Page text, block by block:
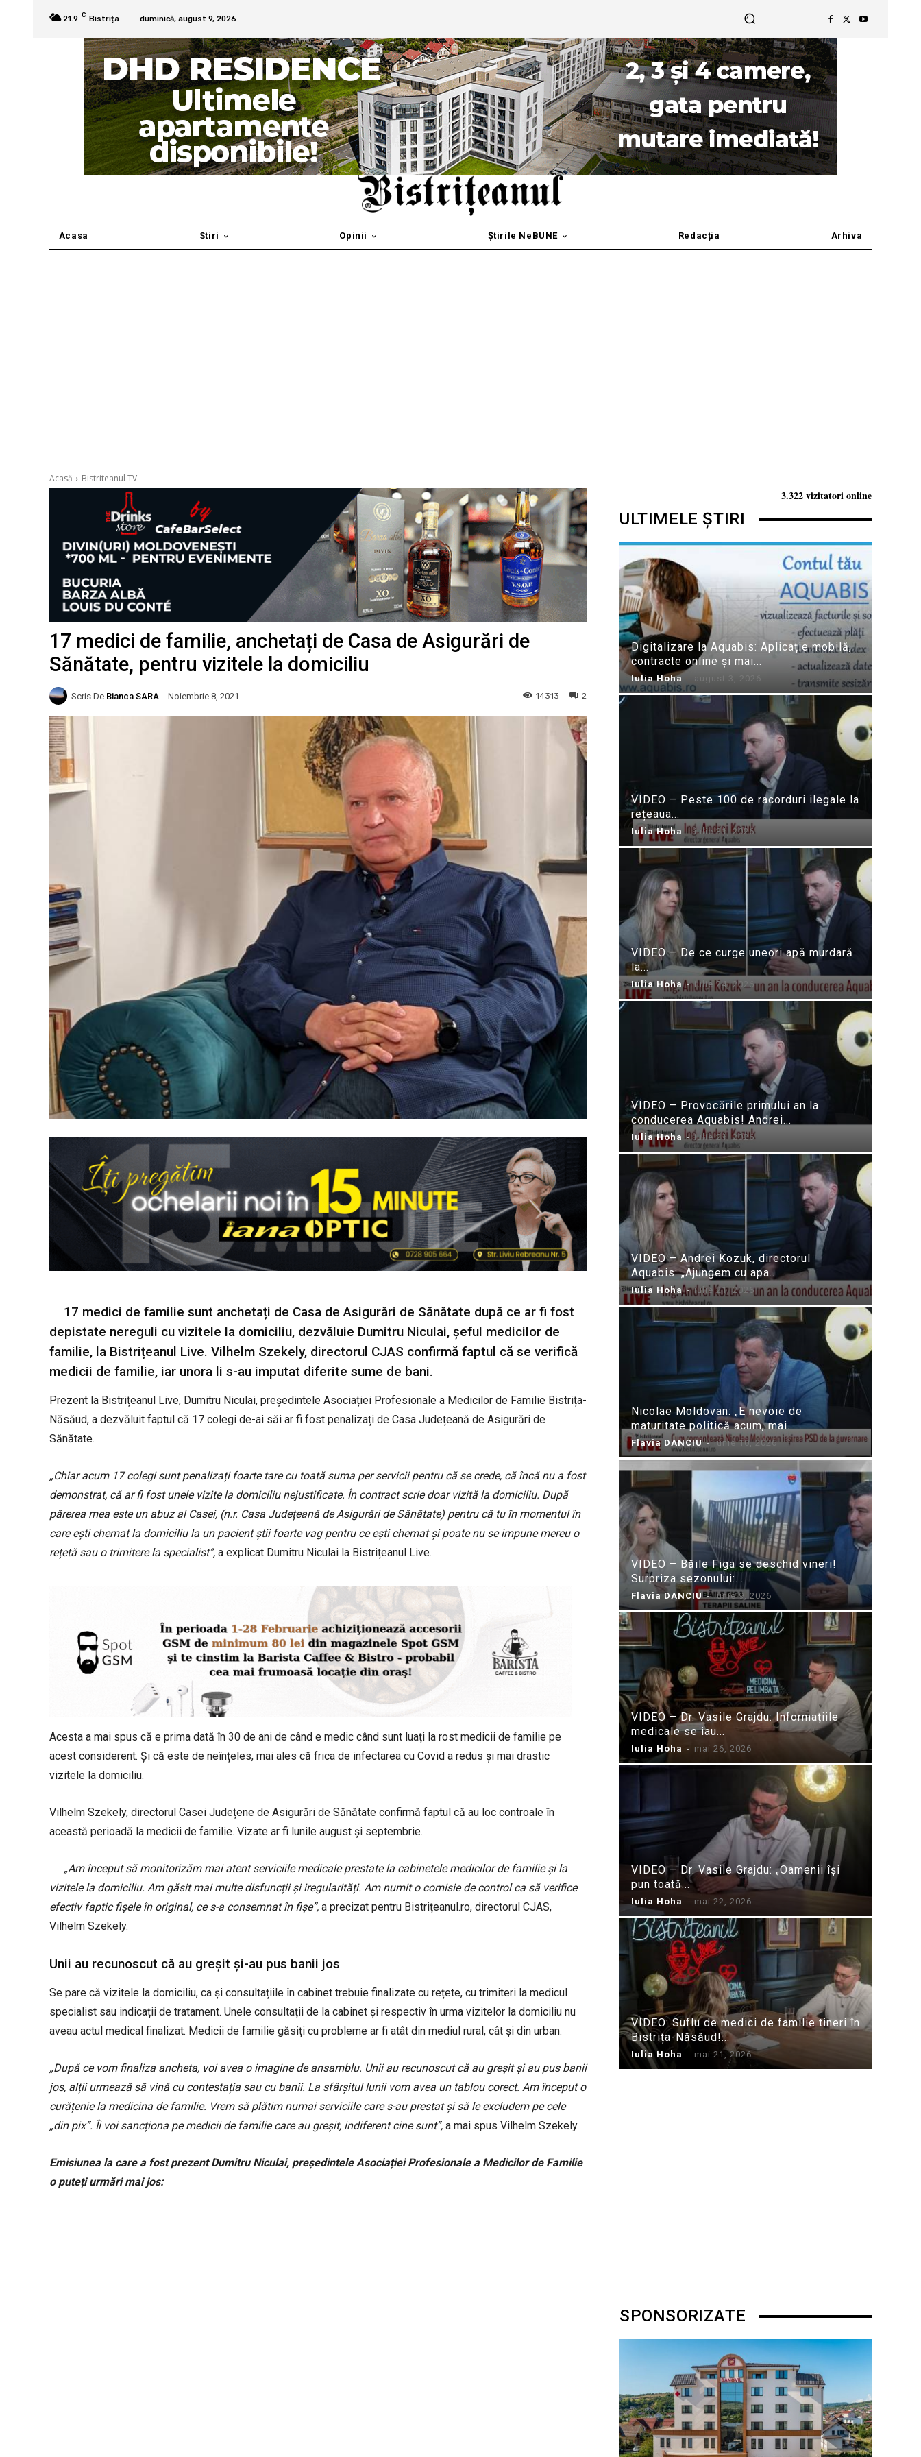
21.9 C Bistrița duminică, august 9, 2026
Acasa Stiri Opinii Știrile NeBUNE Redacția Arhiva
Acasă Bistriteanul TV
17 medici de familie, anchetați de Casa de Asigurări de
Sănătate, pentru vizitele la domiciliu
Scris De Bianca SARA Noiembrie 8, 2021 2
14313
17 medici de familie sunt anchetați de Casa de Asigurări de Sănătate după ce ar fi fost
depistate nereguli cu vizitele la domiciliu, dezvăluie Dumitru Niculai, șeful medicilor de
familie, la Bistrițeanul Live. Vilhelm Szekely, directorul CJAS confirmă faptul că se verifică
medicii de familie, iar unora li s-au imputat diferite sume de bani.
Prezent la Bistrițeanul Live, Dumitru Niculai, președintele Asociației Profesionale a Medicilor de Familie Bistrița-
Năsăud, a dezvăluit faptul că 17 colegi de-ai săi ar fi fost penalizați de Casa Județeană de Asigurări de
Sănătate.
„Chiar acum 17 colegi sunt penalizați foarte tare cu toată suma per servicii pentru că se crede, că încă nu a fost
demonstrat, că ar fi fost unele vizite la domiciliu nejustificate. În contract scrie doar vizită la domiciliu. După
părerea mea este un abuz al Casei, (n.r. Casa Județeană de Asigurări de Sănătate) pentru că tu în momentul în
care ești chemat la domiciliu la un pacient știi foarte vag pentru ce ești chemat și poate nu se impune mereu o
rețetă sau o trimitere la specialist”, a explicat Dumitru Niculai la Bistrițeanul Live.
Acesta a mai spus că e prima dată în 30 de ani de când e medic când sunt luați la rost medicii de familie pe
acest considerent. Și că este de neînțeles, mai ales că frica de infectarea cu Covid a redus și mai drastic
vizitele la domiciliu.
Vilhelm Szekely, directorul Casei Județene de Asigurări de Sănătate confirmă faptul că au loc controale în
această perioadă la medicii de familie. Vizate ar fi lunile august și septembrie.
„Am început să monitorizăm mai atent serviciile medicale prestate la cabinetele medicilor de familie și la
vizitele la domiciliu. Am găsit mai multe disfuncții și iregularități. Am numit o comisie de control ca să verifice
efectiv faptic fișele în original, ce s-a consemnat în fișe”, a precizat pentru Bistrițeanul.ro, directorul CJAS,
Vilhelm Szekely.
Unii au recunoscut că au greșit și-au pus banii jos
Se pare că vizitele la domiciliu, ca și consultațiile în cabinet trebuie finalizate cu rețete, cu trimiteri la medicul
specialist sau indicații de tratament. Unele consultații de la cabinet și respectiv în urma vizitelor la domiciliu nu
aveau actul medical finalizat. Medicii de familie găsiți cu probleme ar fi atât din mediul rural, cât și din urban.
„După ce vom finaliza ancheta, voi avea o imagine de ansamblu. Unii au recunoscut că au greșit și au pus banii
jos, alții urmează să vină cu contestația sau cu banii. La sfârșitul lunii vom avea un tablou corect. Am început o
curățenie la medicina de familie. Vrem să plătim numai serviciile care s-au prestat și să le excludem pe cele
„din pix”. Îi voi sancționa pe medicii de familie care au greșit, indiferent cine sunt”, a mai spus Vilhelm Szekely.
Emisiunea la care a fost prezent Dumitru Niculai, președintele Asociației Profesionale a Medicilor de Familie
o puteți urmări mai jos:
3.322 vizitatori online
ULTIMELE ȘTIRI
Digitalizare la Aquabis: Aplicație mobilă,
contracte online și mai...
Iulia Hoha - august 3, 2026
VIDEO – Peste 100 de racorduri ilegale la
rețeaua...
Iulia Hoha - iulie 31, 2026
VIDEO – De ce curge uneori apă murdară
la...
Iulia Hoha - iulie 24, 2026
VIDEO – Provocările primului an la
conducerea Aquabis! Andrei...
Iulia Hoha - iulie 21, 2026
VIDEO – Andrei Kozuk, directorul
Aquabis: „Ajungem cu apa...
Iulia Hoha - iulie 21, 2026
Nicolae Moldovan: „E nevoie de
maturitate politică acum, mai...
Flavia DANCIU - iunie 10, 2026
VIDEO – Băile Figa se deschid vineri!
Surpriza sezonului:...
Flavia DANCIU - iunie 9, 2026
VIDEO – Dr. Vasile Grajdu: Informațiile
medicale se iau...
Iulia Hoha - mai 26, 2026
VIDEO – Dr. Vasile Grajdu: „Oamenii își
pun toată...
Iulia Hoha - mai 22, 2026
VIDEO: Suflu de medici de familie tineri în
Bistrița-Năsăud!...
Iulia Hoha - mai 21, 2026
SPONSORIZATE